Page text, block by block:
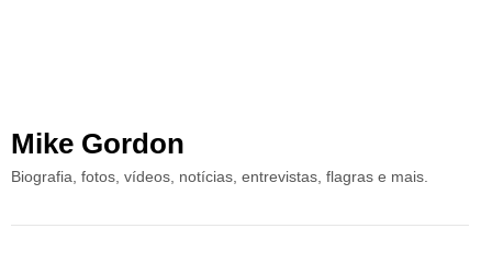
Mike Gordon
Biografia, fotos, vídeos, notícias, entrevistas, flagras e mais.